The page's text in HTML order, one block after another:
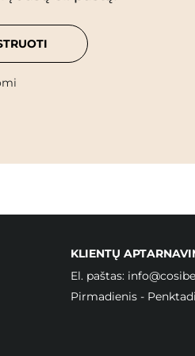
KLIENTŲ
El. paštas:
Pirmadienis -